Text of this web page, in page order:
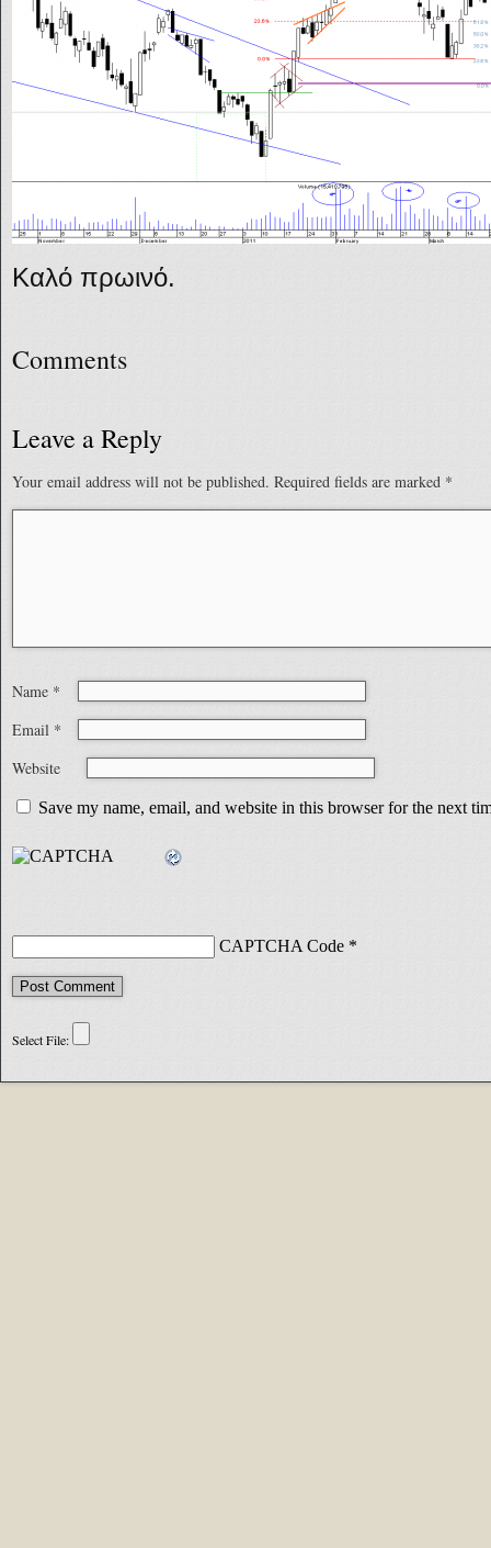
Καλό πρωινό.
Comments
Leave a Reply
Your email address will not be published. Required fields are marked *
Name *
Email *
Website
Save my name, email, and website in this browser for the next
CAPTCHA Code *